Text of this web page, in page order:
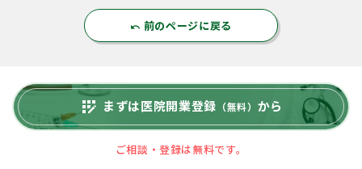
undo 前のページに戻る
app_registration まずは医院開業登録 （無料） から
ご相談・登録は無料です。